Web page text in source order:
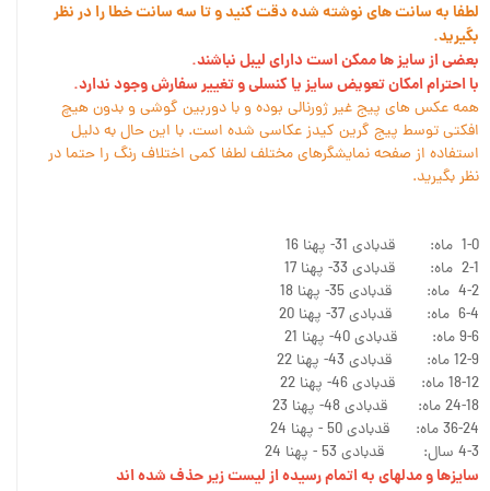
لطفا به سانت های نوشته شده دقت کنید و تا سه سانت خطا را در نظر
بگیرید.
بعضی از سایز ها ممکن است دارای لیبل نباشند.
با احترام امکان تعویض سایز یا کنسلی و تغییر سفارش وجود ندارد.
همه عکس های پیج غیر ژورنالی بوده و با دوربین گوشی و بدون هیچ
افکتی توسط پیج گرین کیدز عکاسی شده است. با این حال به دلیل
استفاده از صفحه نمایشگرهای مختلف لطفا کمی اختلاف رنگ را حتما در
نظر بگیرید.
1-0 ماه: قدبادی 31- پهنا 16
2-1 ماه: قدبادی 33- پهنا 17
4-2 ماه: قدبادی 35- پهنا 18
6-4 ماه: قدبادی 37- پهنا 20
9-6 ماه: قدبادی 40- پهنا 21
12-9 ماه: قدبادی 43- پهنا 22
18-12 ماه: قدبادی 46- پهنا 22
24-18 ماه: قدبادی 48- پهنا 23
36-24 ماه: قدبادی 50 - پهنا 24
4-3 سال: قدبادی 53 - پهنا 24
سایزها و مدلهای به اتمام رسیده از لیست زیر حذف شده اند